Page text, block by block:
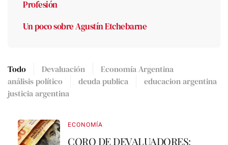
Profesión
Un poco sobre Agustín Etchebarne
Todo Devaluación
Economía Argentina
análisis político
deuda publica
educacion argentina
justicia argentina
ECONOMÍA
CORO DE DEVALUADORES: